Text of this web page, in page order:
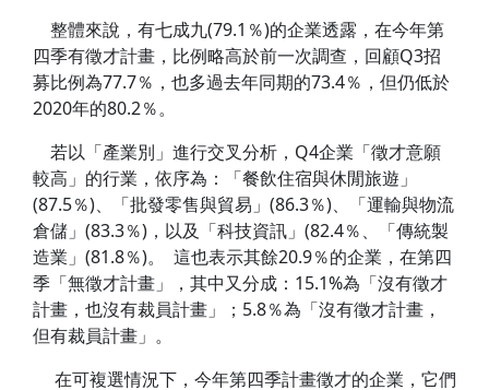
整體來說，有七成九(79.1％)的企業透露，在今年第
四季有徵才計畫，比例略高於前一次調查，回顧Q3招
募比例為77.7％，也多過去年同期的73.4％，但仍低於
2020年的80.2％。
若以「產業別」進行交叉分析，Q4企業「徵才意願
較高」的行業，依序為：「餐飲住宿與休閒旅遊」
(87.5％)、「批發零售與貿易」(86.3％)、「運輸與物流
倉儲」(83.3％)，以及「科技資訊」(82.4％、「傳統製
造業」(81.8％)。 這也表示其餘20.9％的企業，在第四
季「無徵才計畫」，其中又分成：15.1%為「沒有徵才
計畫，也沒有裁員計畫」；5.8％為「沒有徵才計畫，
但有裁員計畫」。
在可複選情況下，今年第四季計畫徵才的企業，它們